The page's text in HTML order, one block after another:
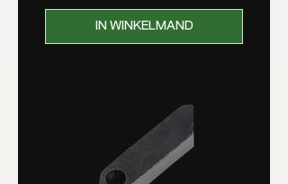
IN WINKELMAND